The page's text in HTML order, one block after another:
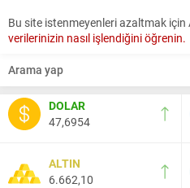
DOLAR
47,6954
ALTIN
6.662,10
Bu site istenmeyenleri azaltmak için
verilerinizin nasıl işlendiğini öğrenin.